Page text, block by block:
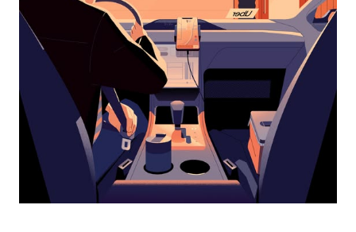
el
botón
escape
el
calendario.